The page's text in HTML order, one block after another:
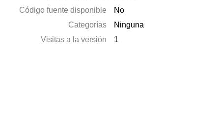
Código fuente disponible
No
Categorías
Ninguna
Visitas a la versión
1